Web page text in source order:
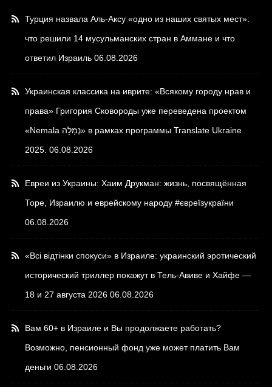
Турция назвала Аль-Аксу «одно из наших святых мест»:
что решили 14 мусульманских стран в Аммане и что
ответил Израиль 06.08.2026
Украинская классика на иврите: «Всякому городу нрав и
права» Григория Сковороды уже переведена проектом
«Nemala נְמָלָה» в рамках программы Translate Ukraine
2025. 06.08.2026
Евреи из Украины: Хаим Друкман: жизнь, посвящённая
Торе, Израилю и еврейскому народу #євреїзукраїни
06.08.2026
«Всі відтінки спокуси» в Израиле: украинский эротический
исторический триллер покажут в Тель-Авиве и Хайфе —
18 и 27 августа 2026 06.08.2026
Вам 60+ в Израиле и Вы продолжаете работать?
Возможно, пенсионный фонд уже может платить Вам
деньги 06.08.2026